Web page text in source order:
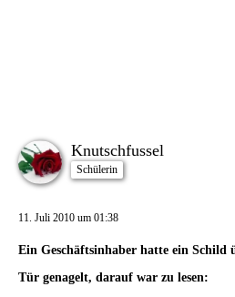
Knutschfussel
Schülerin
11. Juli 2010 um 01:38
Ein Geschäftsinhaber hatte ein Schild
Tür genagelt, darauf war zu lesen: